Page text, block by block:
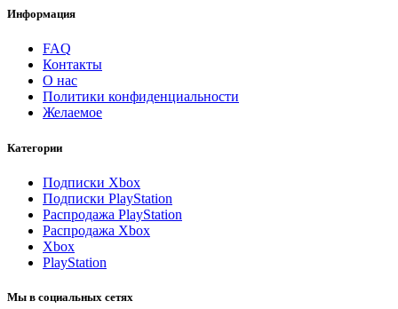
Информация
FAQ
Контакты
О нас
Политики конфиденциальности
Желаемое
Категории
Подписки Xbox
Подписки PlayStation
Распродажа PlayStation
Распродажа Xbox
Xbox
PlayStation
Мы в социальных сетях